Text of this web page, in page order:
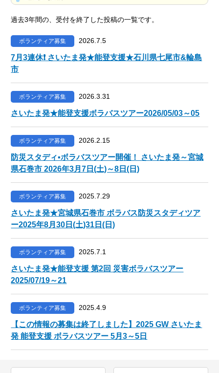
過去3年間の、受付を終了した投稿の一覧です。
ボランティア募集 2026.7.5
7月3連休❗️ さいたま発★能登支援★石川県七尾市&輪島
市
ボランティア募集 2026.3.31
さいたま発★能登支援ボラバスツアー2026/05/03～05
ボランティア募集 2026.2.15
防災スタディ▪ボラバスツアー開催！ さいたま発～宮城
県石巻市 2026年3月7日(土)～8日(日)
ボランティア募集 2025.7.29
さいたま発★宮城県石巻市 ボラバス防災スタディツア
ー2025年8月30日(土)31日(日)
ボランティア募集 2025.7.1
さいたま発★能登支援 第2回 災害ボラバスツアー
2025/07/19～21
ボランティア募集 2025.4.9
【この情報の募集は終了しました】2025 GW さいたま
発 能登支援 ボラバスツアー 5月3～5日